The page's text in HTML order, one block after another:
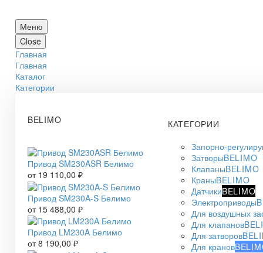
Меню
Close
Главная
Главная
Каталог
Категории
BELIMO
Привод SM230ASR Белимо
от 19 110,00 ₽
Привод SM230A-S Белимо
от 15 488,00 ₽
Привод LM230A Белимо
от8 190,00 ₽
КАТЕГОРИИ
Запорно-
ЗатворыBELIMO
КлапаныBELIMO
КраныBELIMO
ДатчикиBELIMO
Электроприводы
Для воздушных
Для клапанов
Для затворов
Для кранов